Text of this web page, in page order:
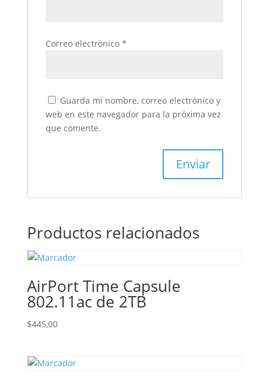
Correo electrónico *
Guarda mi nombre, correo electrónico y
web en este navegador para la próxima vez
que comente.
Productos relacionados
AirPort Time Capsule
802.11ac de 2TB
$445,00